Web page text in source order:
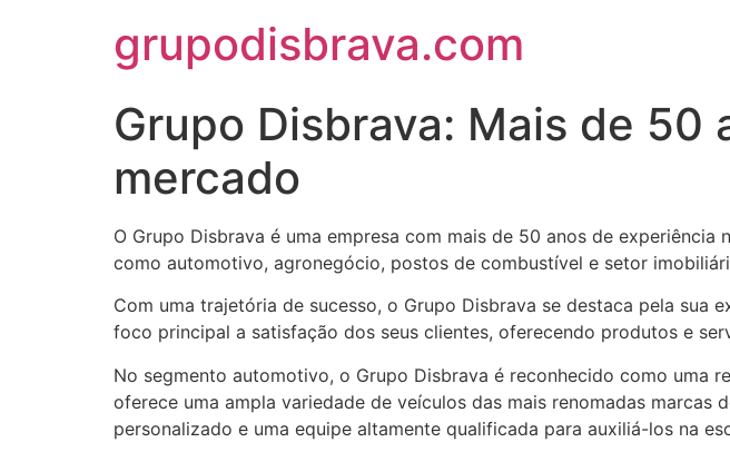
grupodisbrava.com
Grupo Disbrava: Mais de 50
mercado
O Grupo Disbrava é uma empresa com mais de 50 anos de
como automotivo, agronegócio, postos de combustível e setor
Com uma trajetória de sucesso, o Grupo Disbrava se destaca pela sua
foco principal a satisfação dos seus clientes, oferecendo produtos e
No segmento automotivo, o Grupo Disbrava é reconhecido como uma
oferece uma ampla variedade de veículos das mais renomadas
personalizado e uma equipe altamente qualificada para auxiliá-los na